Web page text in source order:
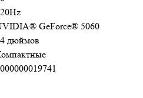
GеFоrсе® 5060
дюймов